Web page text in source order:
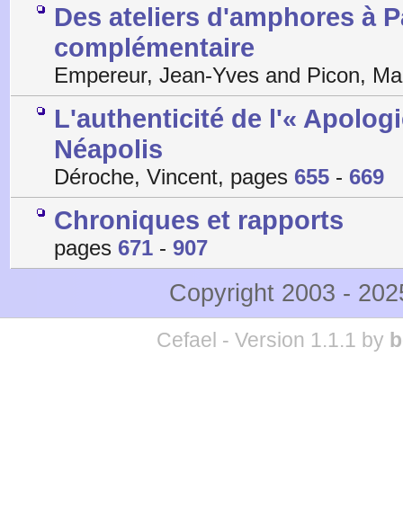
Des ateliers d'amphores à
complémentaire
Empereur, Jean-Yves and Picon,
L'authenticité de l'«
Néapolis
Déroche, Vincent, pages 655 - 669
Chroniques et rapports
pages 671 - 907
Copyright 2003 -
Cefael - Version 1.1.1 by